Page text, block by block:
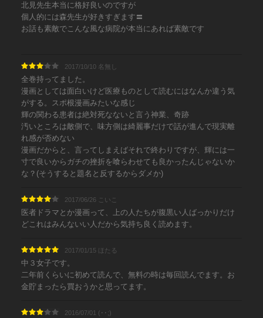
北見先生本当に格好良いのですが
個人的には森先生が好きすぎます〓
お話も素敵でこんな風な病院が本当にあれば素敵です
2017/10/10 名無し
全巻持ってました。
漫画としては面白いけど医療ものとして読むにはなんか違う気
がする。スポ根漫画みたいな感じ
輝の関わる患者は絶対死なないと言う神業、奇跡
汚いところは敵側で、味方側は綺麗事だけで話が進んで現実離
れ感が否めない
漫画だからと、言ってしまえばそれで終わりですが、輝には一
寸で良いからガチの挫折を喰らわせても良かったんじゃないか
な？(そうすると題名と反するからダメか)
2017/06/26 こいこ
医者ドラマとか漫画って、上の人たちが腹黒い人ばっかりだけ
どこれはみんないい人だから気持ち良く読めます。
2017/01/15 ほたる
中３女子です。
二年前くらいに初めて読んで、無料の時は毎回読んでます。お
金貯まったら買おうかと思ってます。
2016/07/01 (･･;)